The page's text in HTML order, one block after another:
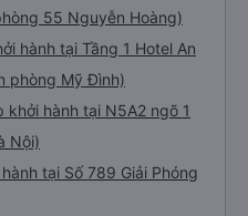
55 Nguyễn Hoàng)
hành tại Tầng 1 Hotel An
phòng Mỹ Đình)
khởi hành tại N5A2 ngõ 1
Nội)
tại Số 789 Giải Phóng